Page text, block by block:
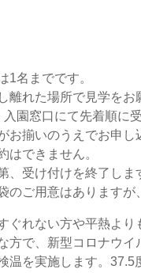
1名までです。
離れた場所で見学をお
入園窓口にて先着順に
お揃いのうえでお申し
はできません。
、受け付けを終了しま
のご用意はありますが
ぐれない方や平熱よ
方で、新型コロナウ
温を実施します。37.5